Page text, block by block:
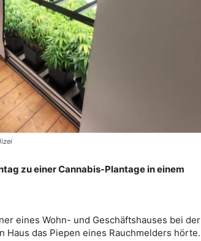
zu einer Cannabis-Plantage in einem
eines Wohn- und Geschäftshauses bei der
das Piepen eines Rauchmelders hörte.